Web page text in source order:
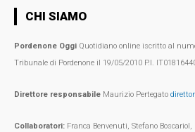
CHI SIAMO
Pordenone Oggi Quotidiano online iscritto al
Tribunale di Pordenone il 19/05/2010 P.I.
Direttore responsabile Maurizio Pertegato
Collaboratori: Franca Benvenuti, Stefano